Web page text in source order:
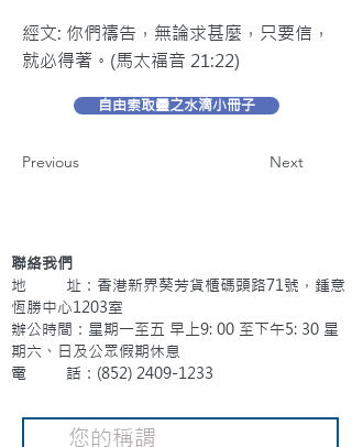
經文: 你們禱告，無論求甚麼，只要信，
就必得著。(馬太福音 21:22)
自由索取靈之水滴小冊子
Previous Next
聯絡我們
地 址：香港新界葵芳貨櫃碼頭路71號，鍾意
恆勝中心1203室
辦公時間：星期一至五 早上9: 00 至下午5: 30 星
期六、日及公眾假期休息
電 話：(852) 2409-1233